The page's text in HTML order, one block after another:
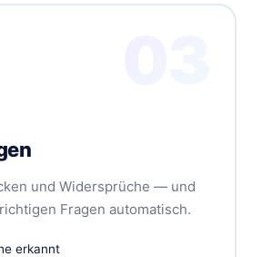
und Widersprüche — und
Fragen automatisch.
erkannt